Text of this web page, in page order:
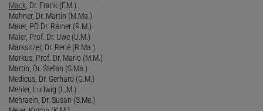
Mack , Dr. Frank (F.M.)
Mahner, Dr. Martin (M.Ma.)
Maier, PD Dr. Rainer (R.M.)
Maier, Prof. Dr. Uwe (U.M.)
Marksitzer, Dr. René (R.Ma.)
Markus, Prof. Dr. Mario (M.M.)
Martin, Dr. Stefan (S.Ma.)
Medicus, Dr. Gerhard (G.M.)
Mehler, Ludwig (L.M.)
Mehraein, Dr. Susan (S.Me.)